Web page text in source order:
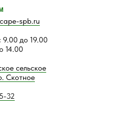
spb.ru
до 19.00
14.00
сельское
Скотное
32